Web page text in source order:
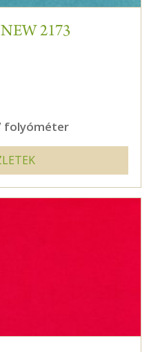
2173
folyóméter